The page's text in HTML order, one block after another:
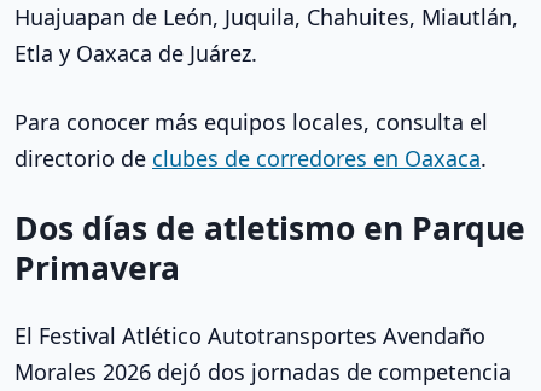
Huajuapan de León, Juquila, Chahuites, Miautlán,
Etla y Oaxaca de Juárez.
Para conocer más equipos locales, consulta el
directorio de clubes de corredores en Oaxaca.
Dos días de atletismo en Parque
Primavera
El Festival Atlético Autotransportes Avendaño
Morales 2026 dejó dos jornadas de competencia